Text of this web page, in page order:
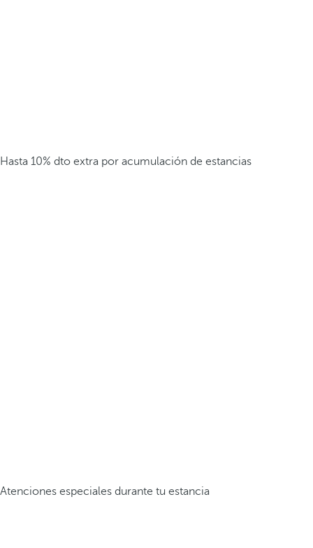
Hasta 10% dto extra por acumulación de estancias
Atenciones especiales durante tu estancia